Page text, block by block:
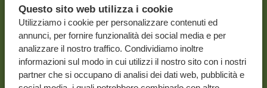
Questo sito web utilizza i cookie
Utilizziamo i cookie per personalizzare contenuti ed
annunci, per fornire funzionalità dei social media e per
analizzare il nostro traffico. Condividiamo inoltre
informazioni sul modo in cui utilizzi il nostro sito con i nostri
partner che si occupano di analisi dei dati web, pubblicità e
Safari e spiaggia: una
combinazione perfetta
Quando trascorrete la vostraluna di miele in Tanzania,
Zanzibar
o un’altra isola paradisiaca dovrebbero essere